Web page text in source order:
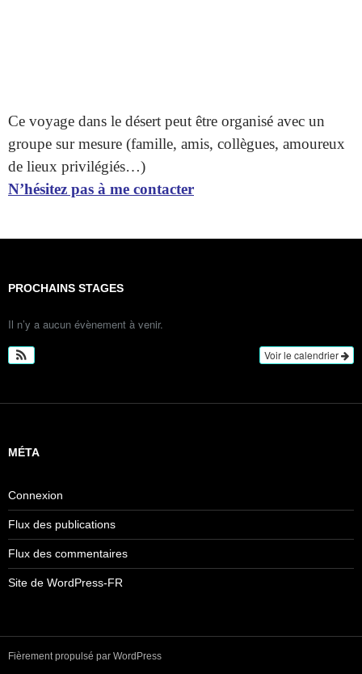
Ce voyage dans le désert peut être organisé avec un
groupe sur mesure (famille, amis, collègues, amoureux
de lieux privilégiés…)
N’hésitez pas à me contacter
PROCHAINS STAGES
Il n’y a aucun évènement à venir.
Voir le calendrier
MÉTA
Connexion
Flux des publications
Flux des commentaires
Site de WordPress-FR
Fièrement propulsé par WordPress